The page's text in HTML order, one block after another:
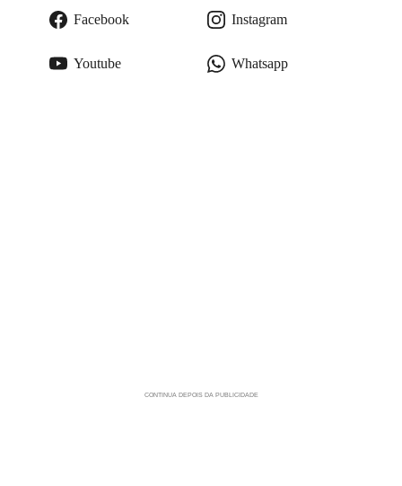
Facebook Instagram
Youtube Whatsapp